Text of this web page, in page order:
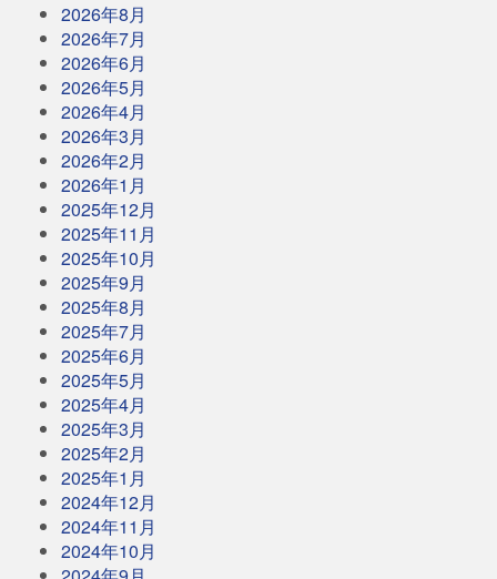
2026年8月
2026年7月
2026年6月
2026年5月
2026年4月
2026年3月
2026年2月
2026年1月
2025年12月
2025年11月
2025年10月
2025年9月
2025年8月
2025年7月
2025年6月
2025年5月
2025年4月
2025年3月
2025年2月
2025年1月
2024年12月
2024年11月
2024年10月